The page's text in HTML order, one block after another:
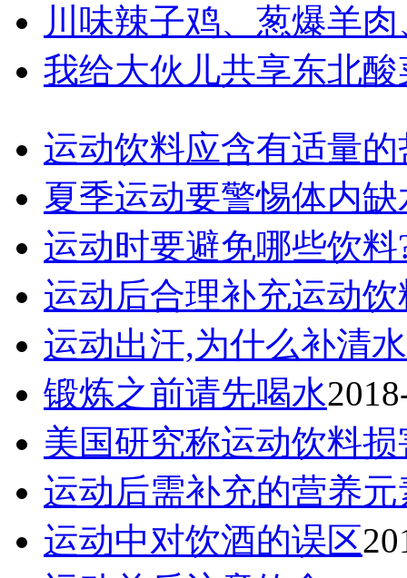
川味辣子鸡、葱爆羊肉
我给大伙儿共享东北酸
运动饮料应含有适量的
夏季运动要警惕体内缺
运动时要避免哪些饮料
运动后合理补充运动饮
运动出汗,为什么补清水
锻炼之前请先喝水
美国研究称运动饮料损
运动后需补充的营养元
运动中对饮酒的误区